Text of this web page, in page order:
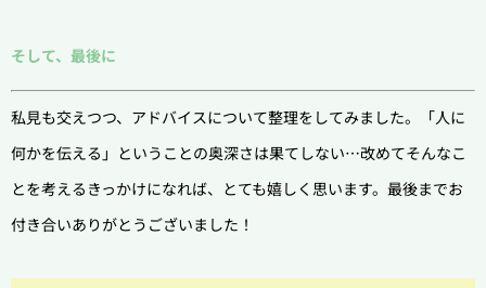
そして、最後に
私見も交えつつ、アドバイスについて整理をしてみました。「人に
何かを伝える」ということの奥深さは果てしない…改めてそんなこ
とを考えるきっかけになれば、とても嬉しく思います。最後までお
付き合いありがとうございました！